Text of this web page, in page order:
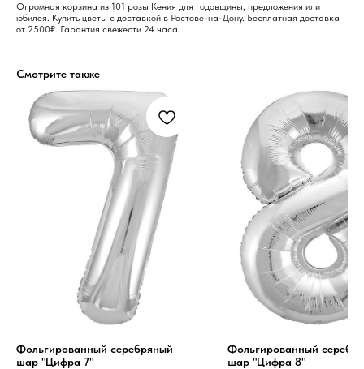
Огромная корзина из 101 розы Кения для годовщины, предложения или
юбилея. Купить цветы с доставкой в Ростове-на-Дону. Бесплатная доставка
от 2500₽. Гарантия свежести 24 часа.
Смотрите также
Фольгированный серебряный
шар "Цифра 7"
Фольгированный
шар "Цифра 8"